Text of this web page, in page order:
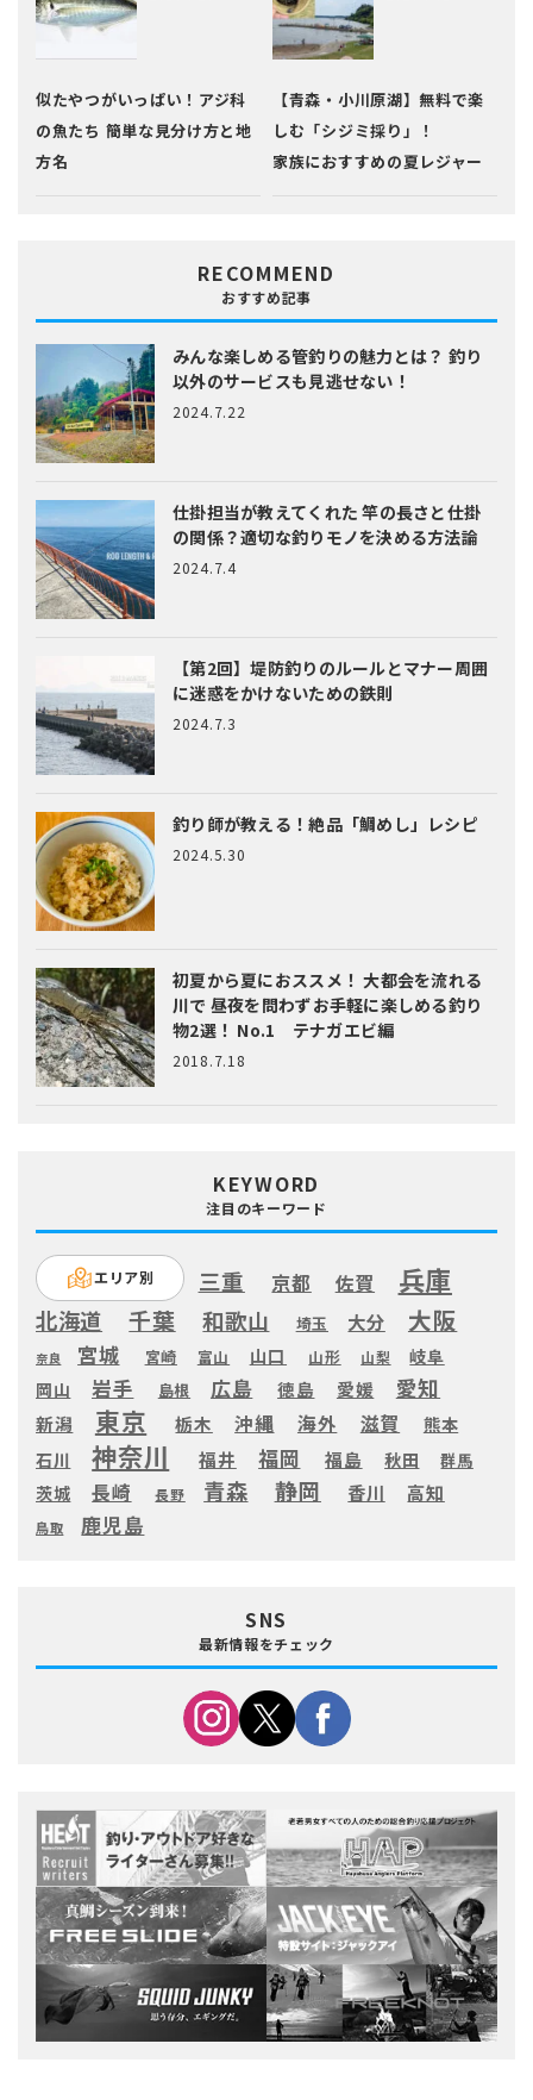
似たやつがいっぱい！アジ科
の魚たち 簡単な見分け方と地
方名
【青森・小川原湖】無料で楽
しむ「シジミ採り」！
家族におすすめの夏レジャー
RECOMMEND
おすすめ記事
みんな楽しめる管釣りの魅力とは？ 釣り
以外のサービスも見逃せない！
2024.7.22
仕掛担当が教えてくれた竿の長さと仕掛
の関係？適切な釣りモノを決める方法論
2024.7.4
【第2回】堤防釣りのルールとマナー周囲
に迷惑をかけないための鉄則
2024.7.3
釣り師が教える！絶品「鯛めし」レシピ
2024.5.30
初夏から夏におススメ！ 大都会を流れる
川で 昼夜を問わずお手軽に楽しめる釣り
物2選！ No.1 テナガエビ編
2018.7.18
KEYWORD
注目のキーワード
エリア別 三重 京都 佐賀 兵庫
北海道 千葉 和歌山 埼玉 大分 大阪
奈良 宮城 宮崎 富山 山口 山形 山梨
岐阜
岡山
岩手 島根 広島 徳島 愛媛 愛知
新潟 東京 栃木 沖縄 海外 滋賀
熊本
石川
神奈川 福井 福岡 福島 秋田 群馬
茨城 長崎 長野 青森 静岡 香川 高知
鳥取 鹿児島
SNS
最新情報をチェック